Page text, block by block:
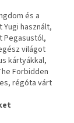
és a
használt,
Pegasustól,
világot
kártyákkal,
Forbidden
régóta várt